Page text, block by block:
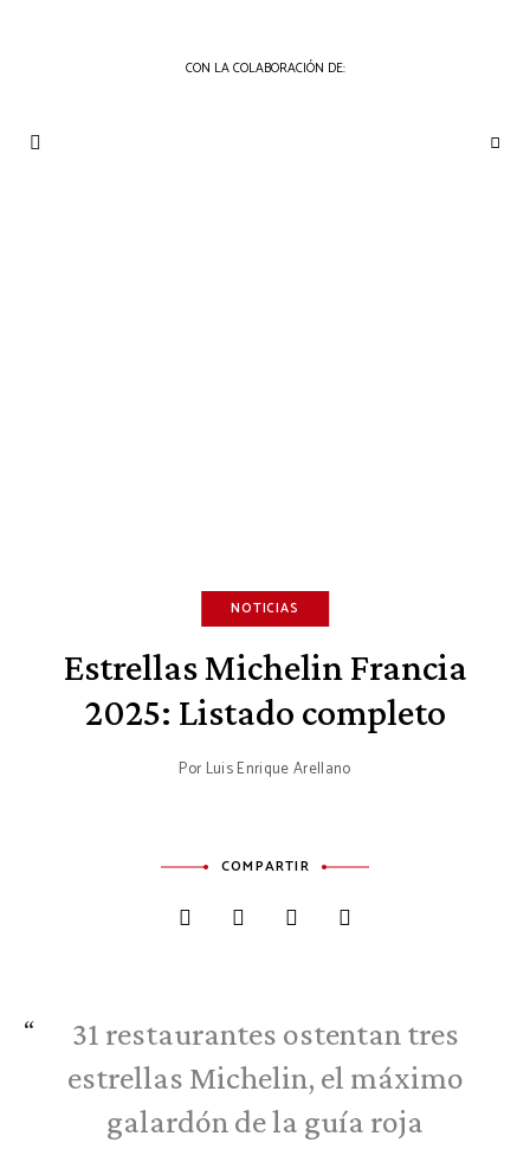
CON LA COLABORACIÓN DE:
NOTICIAS
Estrellas Michelin Francia
2025: Listado completo
Por Luis Enrique Arellano
COMPARTIR
31 restaurantes ostentan tres
estrellas Michelin, el máximo
galardón de la guía roja